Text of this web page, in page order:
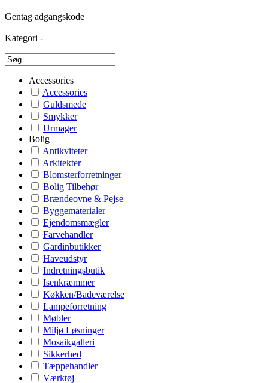
Gentag adgangskode
Kategori -
Accessories
Accessories
Guldsmede
Smykker
Urmager
Bolig
Antikviteter
Arkitekter
Blomsterforretninger
Bolig Tilbehør
Brændeovne & Pejse
Byggematerialer
Ejendomsmægler
Farvehandler
Gardinbutikker
Haveudstyr
Indretningsbutik
Isenkræmmer
Køkken/Badeværelse
Lampeforretning
Møbler
Miljø Løsninger
Mosaikgalleri
Sikkerhed
Tæppehandler
Værktøj